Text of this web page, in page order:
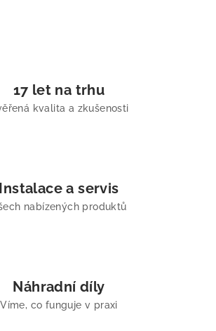
17 let na trhu
kvalita a zkušenosti
Instalace a servis
nabízených produktů
Náhradní díly
Víme, co funguje v praxi